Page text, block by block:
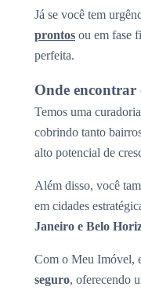
Já se você tem
prontos ou em fase
perfeita.
Onde encontrar
Temos uma
cobrindo tanto
alto potencial de
Além disso, você
em cidades
Janeiro e Belo
Com o Meu Imóvel,
seguro, oferecendo